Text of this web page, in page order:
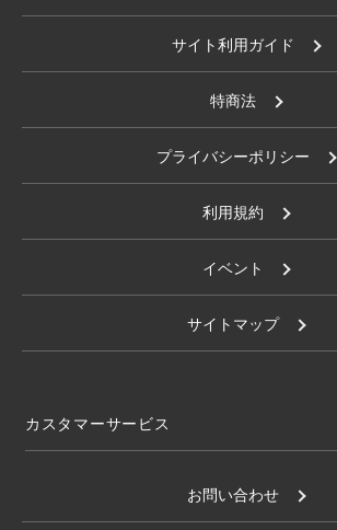
サイト利用ガイド
特商法
プライバシーポリシー
利用規約
イベント
サイトマップ
カスタマーサービス
お問い合わせ